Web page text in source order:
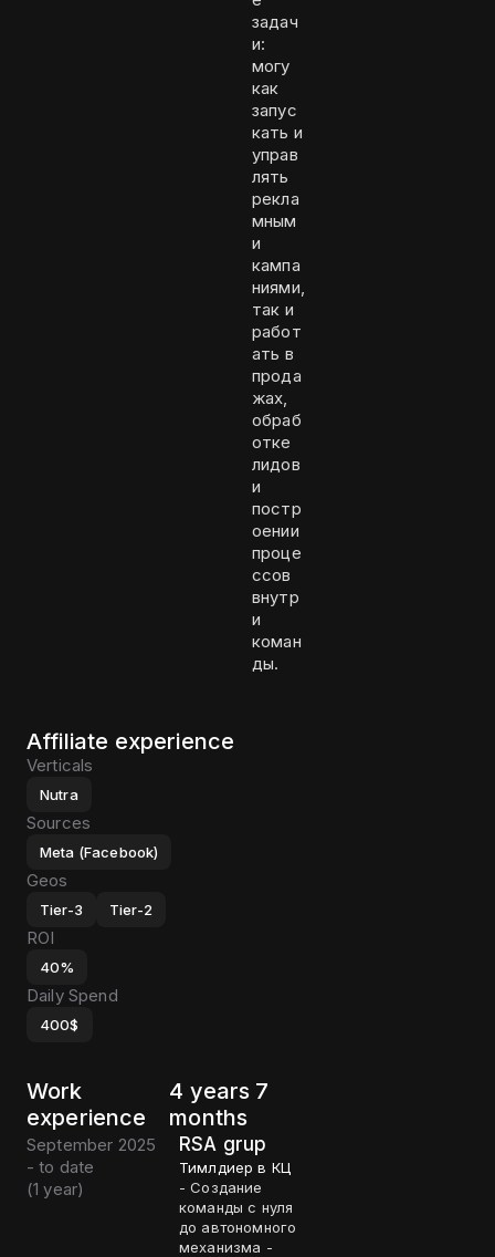
задач
и:
могу
как
запус
кать и
управ
лять
рекла
мным
и
кампа
ниями,
так и
работ
ать в
прода
жах,
обраб
отке
лидов
и
постр
оении
проце
ссов
внутр
и
коман
ды.
Affiliate experience
Verticals
Nutra
Sources
Meta (Facebook)
Geos
Tier-3 Tier-2
ROI
40%
Daily Spend
400$
Work
experience
4 years 7
months
September 2025
- to date
(1 year)
RSA grup
Тимлдиер в КЦ
- Создание
команды с нуля
до автономного
механизма -